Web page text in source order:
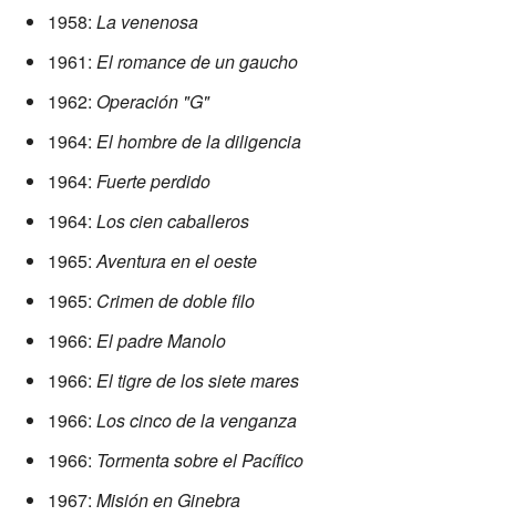
1958: La venenosa
1961: El romance de un gaucho
1962: Operación "G"
1964: El hombre de la diligencia
1964: Fuerte perdido
1964: Los cien caballeros
1965:Aventura en el oeste
1965: Crimen de doble filo
1966: El padre Manolo
1966: El tigre de los siete mares
1966: Los cinco de la venganza
1966: Tormenta sobre el Pacífico
1967: Misión en Ginebra